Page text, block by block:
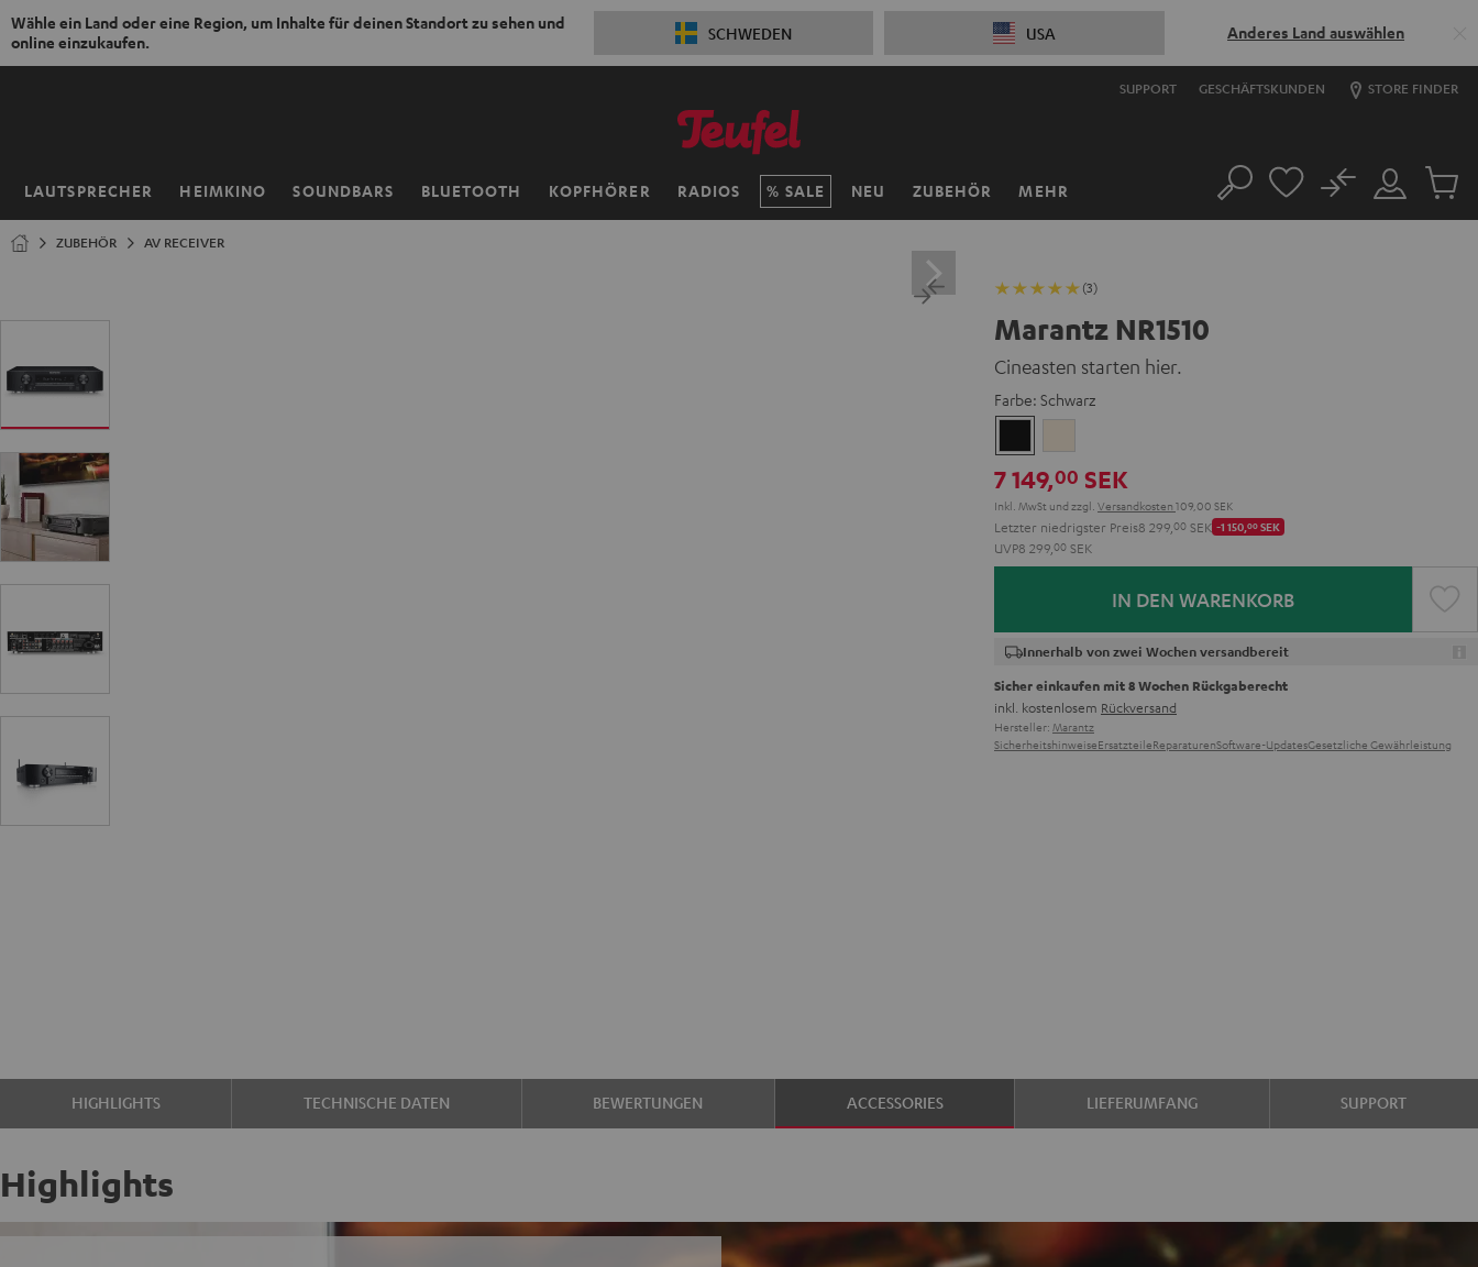
Wähle ein Land oder eine Region, um Inhalte für deinen Standort zu sehen und
online einzukaufen.
SCHWEDEN USA Anderes Land auswählen
ZUM
SUPPORT GESCHÄFTSKUNDEN STORE FINDER
LAUTSPRECHER HEIMKINO SOUNDBARS BLUETOOTH KOPFHÖRER RADIOS SALE NEU ZUBEHÖR MEHR
Startseite Suche
Mein
Konto
No
Artikel
ZUBEHÖR AV RECEIVER
(3)
Marantz NR1510
Cineasten starten hier.
Farbe: Schwarz
7 149,00 SEK
Inkl. MwSt und zzgl. Versandkosten 109,00 SEK
Letzter niedrigster Preis8 299, 00 SEK -1 150,00SEK
UVP8 299, 00 SEK
IN DEN WARENKORB
Innerhalb von zwei Wochen versandbereit
Sicher einkaufen mit 8 Wochen Rückgaberecht
inkl. kostenlosem Rückversand
Hersteller: Marantz
SicherheitshinweiseErsatzteileReparaturenSoftware-UpdatesGesetzliche Gewährleistung
HIGHLIGHTS TECHNISCHE DATEN BEWERTUNGEN ACCESSORIES LIEFERUMFANG SUPPORT
Highlights